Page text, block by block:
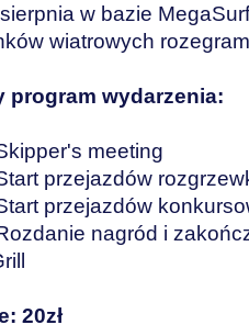
w bazie
wiatrowych
program wydarzenia:
meeting
przejazdów
przejazdów
nagród i
20zł